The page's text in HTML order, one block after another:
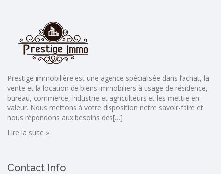
Prestige immobilière est une agence spécialisée dans l’achat, la
vente et la location de biens immobiliers à usage de résidence,
bureau, commerce, industrie et agriculteurs et les mettre en
valeur. Nous mettons à votre disposition notre savoir-faire et
nous répondons aux besoins des[…]
Lire la suite »
Contact Info